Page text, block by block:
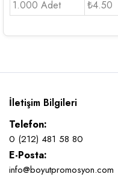
1.000 Adet ₺4.50
İletişim Bilgileri
Telefon:
0 (212) 481 58 80
E-Posta:
info@boyutpromosyon.com